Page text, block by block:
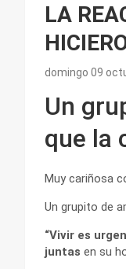
LA
domingo 09
Un
que la
Muy cariñosa
Un grupito de
“Vivir es
juntas en su